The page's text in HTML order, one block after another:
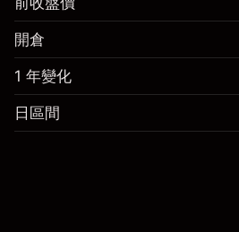
開倉
1 年變化
日區間